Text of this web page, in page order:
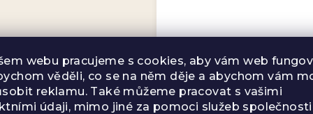
webu pracujeme s cookies, aby vám web
věděli, co se na něm děje a abychom vám
reklamu. Také můžeme pracovat s vašimi
údaji, mimo jiné za pomoci služeb společnosti
Zloženie a
Zelený čaj